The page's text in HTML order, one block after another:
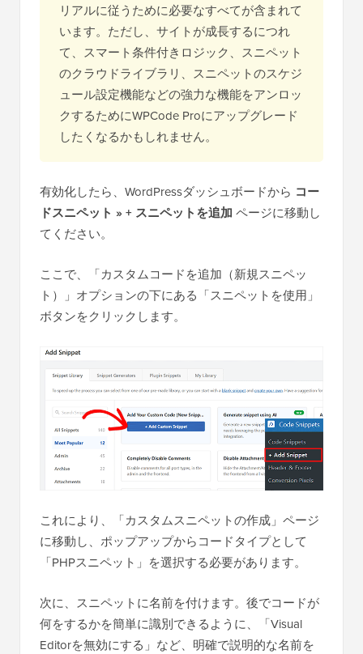
リアルに従うために必要なすべてが含まれて
います。ただし、サイトが成長するにつれ
て、スマート条件付きロジック、スニペット
のクラウドライブラリ、スニペットのスケジ
ュール設定機能などの強力な機能をアンロッ
クするためにWPCode Proにアップグレード
したくなるかもしれません。
有効化したら、WordPressダッシュボードから コー
ドスニペット » + スニペットを追加 ページに移動し
てください。
ここで、「カスタムコードを追加（新規スニペッ
ト）」オプションの下にある「スニペットを使用」
ボタンをクリックします。
これにより、「カスタムスニペットの作成」ページ
に移動し、ポップアップからコードタイプとして
「PHPスニペット」を選択する必要があります。
次に、スニペットに名前を付けます。後でコードが
何をするかを簡単に識別できるように、「Visual
Editorを無効にする」など、明確で説明的な名前を